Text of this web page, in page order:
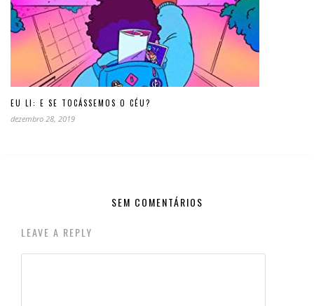
EU LI: E SE TOCÁSSEMOS O CÉU?
dezembro 28, 2019
SEM COMENTÁRIOS
LEAVE A REPLY